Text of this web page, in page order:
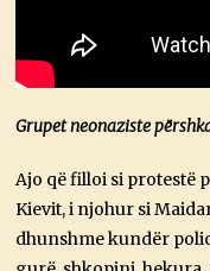
Grupet neonaziste
Ajo që filloi si protestë
Kievit, i njohur si
dhunshme kundër